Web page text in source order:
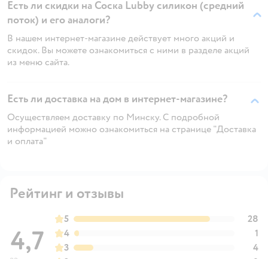
Есть ли скидки на Соска Lubby силикон (средний
поток) и его аналоги?
В нашем интернет-магазине действует много акций и
скидок. Вы можете ознакомиться с ними в разделе акций
из меню сайта.
Есть ли доставка на дом в интернет-магазине?
Осуществляем доставку по Минску. С подробной
информацией можно ознакомиться на странице "Доставка
и оплата"
Рейтинг и отзывы
4,7
5
28
4
1
3
4